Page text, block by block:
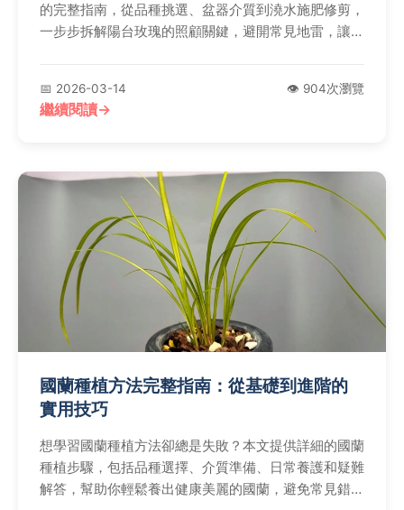
的完整指南，從品種挑選、盆器介質到澆水施肥修剪，
一步步拆解陽台玫瑰的照顧關鍵，避開常見地雷，讓你
📅 2026-03-14 👁️ 904次瀏覽
繼續閱讀
國蘭種植方法完整指南：從基礎到進階的
實用技巧
想學習國蘭種植方法卻總是失敗？本文提供詳細的國蘭
種植步驟，包括品種選擇、介質準備、日常養護和疑難
解答，幫助你輕鬆養出健康美麗的國蘭，避免常見錯